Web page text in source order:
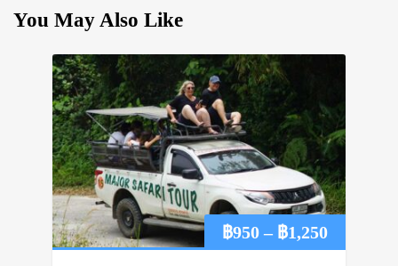
You May Also Like
฿950 – ฿1,250Price